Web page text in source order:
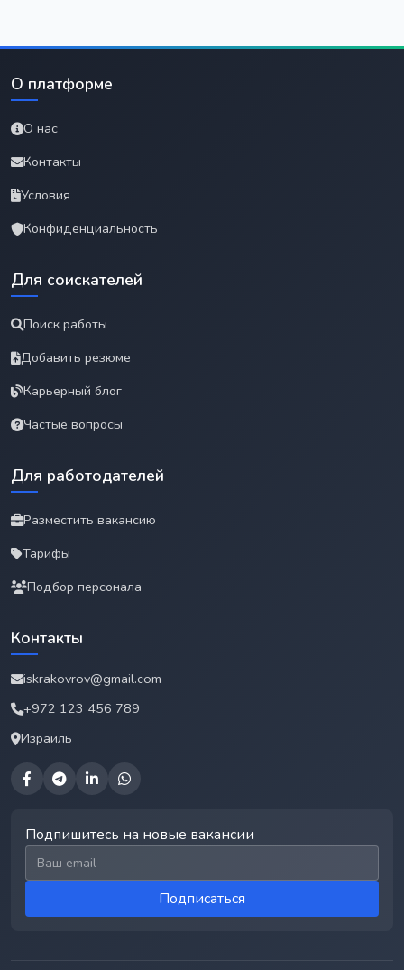
О платформе
О нас
Контакты
Условия
Конфиденциальность
Для соискателей
Поиск работы
Добавить резюме
Карьерный блог
Частые вопросы
Для работодателей
Разместить вакансию
Тарифы
Подбор персонала
Контакты
iskrakovrov@gmail.com
+972 123 456 789
Израиль
Подпишитесь на новые вакансии
Email для подписки
Подписаться